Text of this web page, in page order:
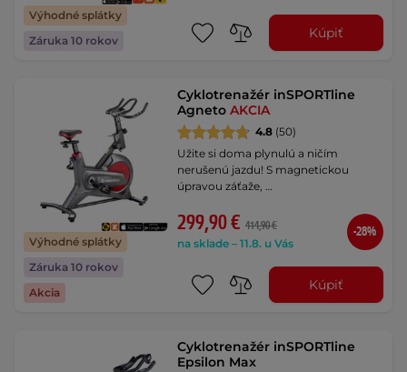
Výhodné splátky
Záruka 10 rokov
Kúpiť
Výhodné splátky
Záruka 10 rokov
Akcia
Cyklotrenažér inSPORTline
AgnetoAKCIA
4.8 (50)
Užite si doma plynulú a ničím
nerušenú jazdu! S magnetickou
úpravou záťaže, …
299,90 € 414,90 €
na sklade – 11.8. u Vás
-28%
Kúpiť
Cyklotrenažér inSPORTline
Epsilon Max